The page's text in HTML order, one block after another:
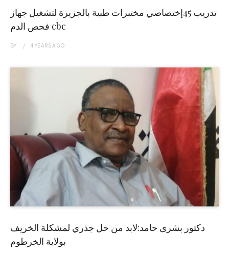
تدريب 45إختصاصي مختبرات طبية بالجزيرة لتشغيل جهاز
فحص الدم cbc
BY 4 YEARSAGO
دكتور بشرى حامد:لابد من حل جذري لمشكلة الخريف
بولاية الخرطوم